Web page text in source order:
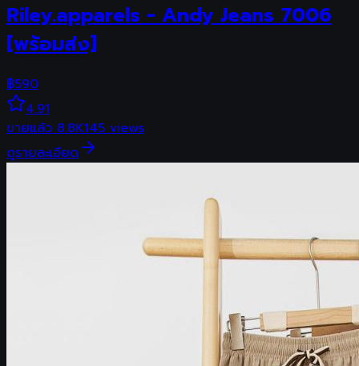
Riley.apparels - Andy Jeans 7006
[พร้อมส่ง]
฿590
4.91
ขายแล้ว8.8K145views
ดูรายละเอียด